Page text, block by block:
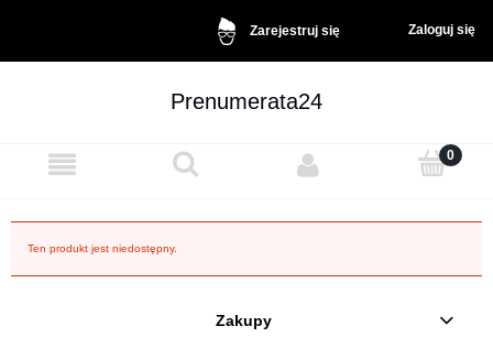
Zarejestruj się Zaloguj się
Prenumerata24
Ten produkt jest niedostępny.
Zakupy